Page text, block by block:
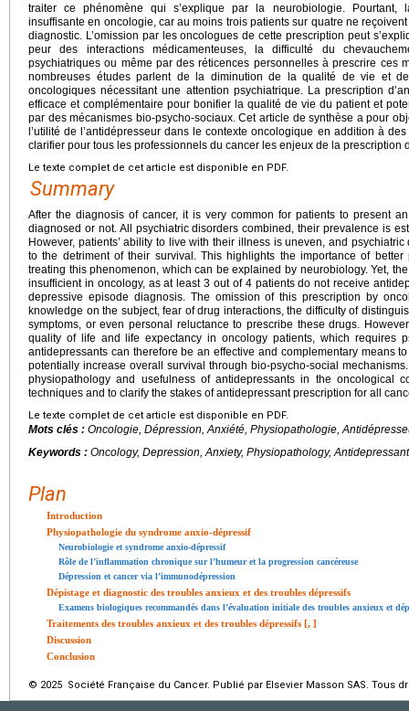
traiter ce phénomène qui s’explique par la neurobiologie. Pourtant,
insuffisante en oncologie, car au moins trois patients sur quatre ne
diagnostic. L’omission par les oncologues de cette prescription peut
peur des interactions médicamenteuses, la difficulté du
psychiatriques ou même par des réticences personnelles à prescrire ces
nombreuses études parlent de la diminution de la qualité de vie et
oncologiques nécessitant une attention psychiatrique. La prescription
efficace et complémentaire pour bonifier la qualité de vie du patient et
par des mécanismes bio-psycho-sociaux. Cet article de synthèse a pour
l’utilité de l’antidépresseur dans le contexte oncologique en addition à
clarifier pour tous les professionnels du cancer les enjeux de la prescription
Le texte complet de cet article est disponible en PDF.
Summary
After the diagnosis of cancer, it is very common for patients to present
diagnosed or not. All psychiatric disorders combined, their prevalence is
However, patients’ ability to live with their illness is uneven, and
to the detriment of their survival. This highlights the importance of
treating this phenomenon, which can be explained by neurobiology. Yet,
insufficient in oncology, as at least 3 out of 4 patients do not receive
depressive episode diagnosis. The omission of this prescription by
knowledge on the subject, fear of drug interactions, the difficulty of
symptoms, or even personal reluctance to prescribe these drugs.
quality of life and life expectancy in oncology patients, which requires
antidepressants can therefore be an effective and complementary means
potentially increase overall survival through bio-psycho-social
physiopathology and usefulness of antidepressants in the oncological
techniques and to clarify the stakes of antidepressant prescription for all
Le texte complet de cet article est disponible en PDF.
Mots clés : Oncologie, Dépression, Anxiété, Physiopathologie,
Keywords : Oncology, Depression, Anxiety, Physiopathology,
Plan
Introduction
Physiopathologie du syndrome anxio-dépressif
Neurobiologie et syndrome anxio-dépressif
Rôle de l’inflammation chronique sur l’humeur et la progression cancéreuse
Dépression et cancer via l’immunodépression
Dépistage et diagnostic des troubles anxieux et des troubles dépressifs
Examens biologiques recommandés dans l’évaluation initiale des troubles anxieux et
Traitements des troubles anxieux et des troubles dépressifs [, ]
Discussion
Conclusion
© 2025 Société Française du Cancer. Publié par Elsevier Masson SAS. Tous